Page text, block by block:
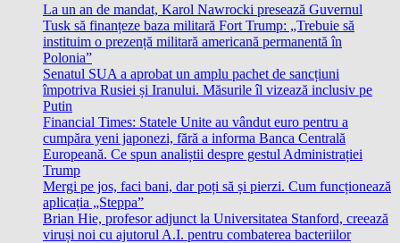
La un an de mandat, Karol Nawrocki presează Guvernul
Tusk să finanțeze baza militară Fort Trump: „Trebuie să
instituim o prezență militară americană permanentă în
Polonia”
Senatul SUA a aprobat un amplu pachet de sancțiuni
împotriva Rusiei și Iranului. Măsurile îl vizează inclusiv pe
Putin
Financial Times: Statele Unite au vândut euro pentru a
cumpăra yeni japonezi, fără a informa Banca Centrală
Europeană. Ce spun analiștii despre gestul Administrației
Trump
Mergi pe jos, faci bani, dar poți să și pierzi. Cum funcționează
aplicația „Steppa”
Brian Hie, profesor adjunct la Universitatea Stanford, creează
viruși noi cu ajutorul A.I. pentru combaterea bacteriilor